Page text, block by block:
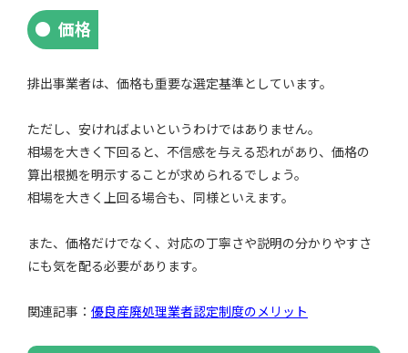
価格
排出事業者は、価格も重要な選定基準としています。
ただし、安ければよいというわけではありません。
相場を大きく下回ると、不信感を与える恐れがあり、価格の
算出根拠を明示することが求められるでしょう。
相場を大きく上回る場合も、同様といえます。
また、価格だけでなく、対応の丁寧さや説明の分かりやすさ
にも気を配る必要があります。
関連記事： 優良産廃処理業者認定制度のメリット